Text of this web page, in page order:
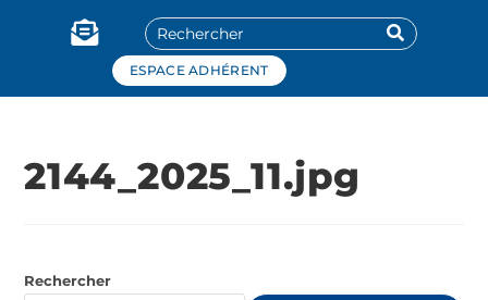
ESPACE ADHÉRENT
2144_2025_11.jpg
Rechercher
Panneau de gestion des cookies